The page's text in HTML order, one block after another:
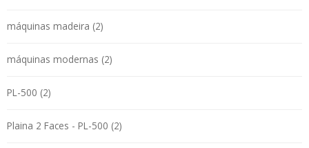
máquinas madeira (2)
máquinas modernas (2)
PL-500 (2)
Plaina 2 Faces - PL-500 (2)